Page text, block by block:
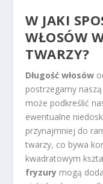
W JAKI
WŁOSÓW
TWARZY?
Długość włosów
postrzegamy
może podkreślić
ewentualne
przynajmniej do
twarzy, co bywa
kwadratowym
fryzury mogą